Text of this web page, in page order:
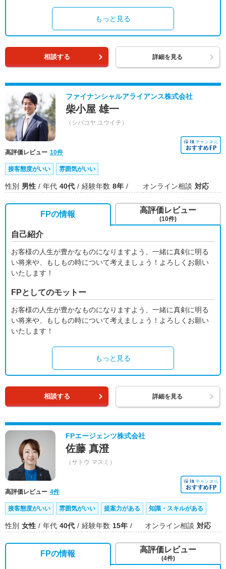
もっと見る
相談する 詳細を見る
ファイナンシャルアライアンス株式会社
柴小屋 雄一
（シバコヤ ユウイチ）
高評価レビュー 10件
接客態度がいい 雰囲気がいい
性別 男性 年代 40代 経験年数 8年 オンライン相談 対応
FPの情報
自己紹介
お客様の人生が豊かなものになりますよう、一緒に真剣に明る
い将来や、もしもの時について考えましょう！よろしくお願い
いたします！
FPとしてのモットー
お客様の人生が豊かなものになりますよう、一緒に真剣に明る
い将来や、もしもの時について考えましょう！よろしくお願い
いたします！
もっと見る
高評価レビュー
(10件)
相談する 詳細を見る
FPエージェンツ株式会社
佐藤 真澄
（サトウ マスミ）
高評価レビュー 4件
接客態度がいい 雰囲気がいい 提案力がある 知識・スキルがある
性別 女性 年代 40代 経験年数 15年 オンライン相談 対応
FPの情報 高評価レビュー
(4件)